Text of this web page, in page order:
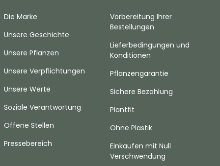
Die Marke
Unsere Geschichte
Unsere Pflanzen
Unsere Verpflichtungen
Unsere Werte
Soziale Verantwortung
Offene Stellen
Pressebereich
Vorbereitung Ihrer
Bestellungen
Lieferbedingungen und
Konditionen
Pflanzengarantie
Sichere Bezahlung
Plantfit
Ohne Plastik
Einkaufen mit Null
Verschwendung